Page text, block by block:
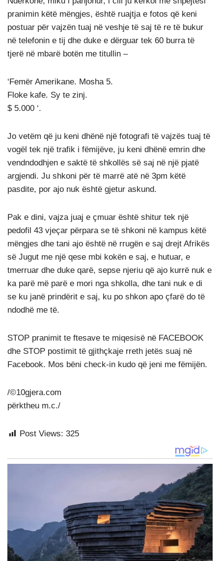
pranimin këtë mëngjes, është ruajtja e fotos që keni
postuar për vajzën tuaj në veshje të saj të re të bukur
në telefonin e tij dhe duke e dërguar tek 60 burra të
tjerë në mbarë botën me titullin –
‘Femër Amerikane. Mosha 5.
Floke kafe. Sy te zinj.
$ 5.000 ‘.
Jo vetëm që ju keni dhënë një fotografi të vajzës tuaj të
vogël tek një trafik i fëmijëve, ju keni dhënë emrin dhe
vendndodhjen e saktë të shkollës së saj në një pjatë
argjendi. Ju shkoni për të marrë atë në 3pm këtë
pasdite, por ajo nuk është gjetur askund.
Pak e dini, vajza juaj e çmuar është shitur tek një
pedofil 43 vjeçar përpara se të shkoni në kampus këtë
mëngjes dhe tani ajo është në rrugën e saj drejt Afrikës
së Jugut me një qese mbi kokën e saj, e hutuar, e
tmerruar dhe duke qarë, sepse njeriu që ajo kurrë nuk e
ka parë më parë e mori nga shkolla, dhe tani nuk e di
se ku janë prindërit e saj, ku po shkon apo çfarë do të
ndodhë me të.
STOP pranimit te ftesave te miqesisë në FACEBOOK
dhe STOP postimit të gjithçkaje rreth jetës suaj në
Facebook. Mos bëni check-in kudo që jeni me fëmijën.
/©10gjera.com
përktheu m.c./
Post Views: 325